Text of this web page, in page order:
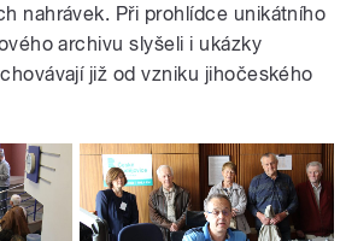
nahrávek. Při prohlídce unikátního
archivu slyšeli i ukázky
již od vzniku jihočeského